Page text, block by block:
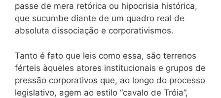
passe de mera retórica ou hipocrisia histórica,
que sucumbe diante de um quadro real de
absoluta dissociação e corporativismos.
Tanto é fato que leis como essa, são terrenos
férteis àqueles atores institucionais e grupos de
pressão corporativos que, ao longo do processo
legislativo, agem ao estilo “cavalo de Tróia”,